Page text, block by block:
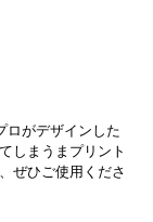
ロがデザインした
しまうまプリント
ぜひご使用くださ